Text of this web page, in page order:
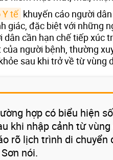
Y tế khuyến cáo người
giác, đặc biệt với những
dân cần hạn chế tiếp xúc
người bệnh, thường
sau khi trở về từ vùng
hợp có biểu hiện
khi nhập cảnh từ
rõ lịch trình di
nói.